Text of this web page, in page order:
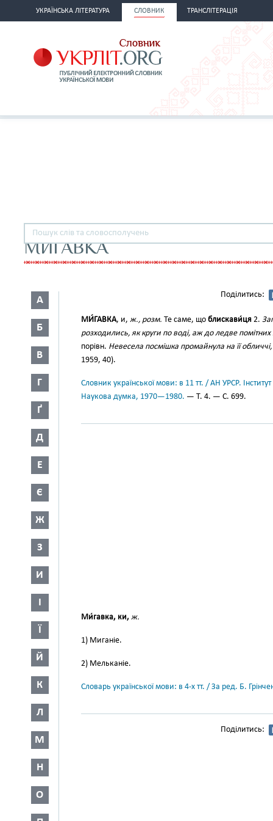
УКРАЇНСЬКА ЛІТЕРАТУРА СЛОВНИК ТРАНСЛІТЕРАЦІЯ
МИГАВКА
А
Б
В
Г
Ґ
Д
Е
Є
Ж
З
И
І
Ї
Й
К
Л
М
Н
О
Поділитись:
МИ́ГАВКА, и, ж., розм. Те саме, що блискави́ця 2.
розходились, як круги по воді, аж до ледве помітних
порівн. Невесела посмішка промайнула на її
1959, 40).
Словник української мови: в 11 тт. / АН УРСР.
Наукова думка, 1970—1980. — Т. 4. — С. 699.
Ми́гавка, ки, ж.
1) Миганіе.
2) Мельканіе.
Словарь української мови: в 4-х тт. / За ред. Б.
Поділитись: